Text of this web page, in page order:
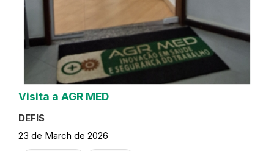
Visita a AGR MED
DEFIS
23 de March de 2026